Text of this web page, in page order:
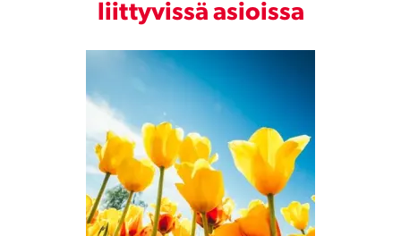
liittyvissä asioissa